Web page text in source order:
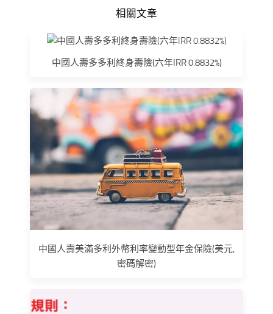
相關文章
中國人壽多多利終身壽險(六年IRR 0.8832%)
中國人壽美滿多利外幣利率變動型年金保險(美元,
密碼解密)